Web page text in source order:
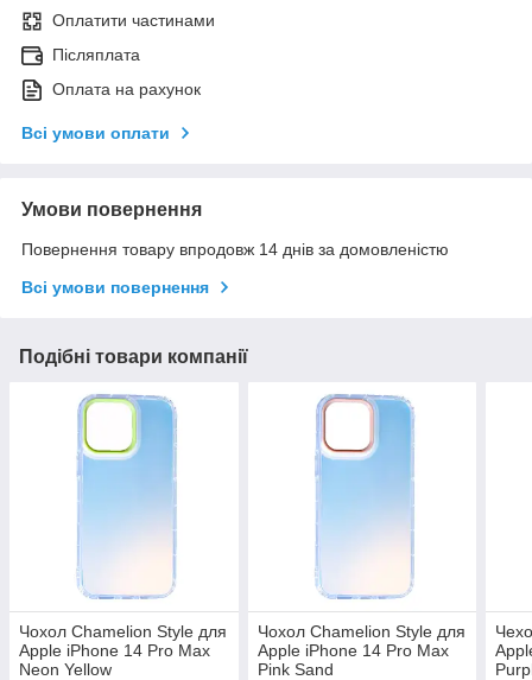
Оплатити частинами
Післяплата
Оплата на рахунок
Всі умови оплати
Умови повернення
Повернення товару впродовж 14 днів за домовленістю
Всі умови повернення
Подібні товари компанії
Чохол Chamelion Style для
Apple iPhone 14 Pro Max
Neon Yellow
Чохол Chamelion Style для
Apple iPhone 14 Pro Max
Pink Sand